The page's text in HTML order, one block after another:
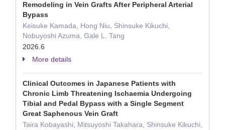
Remodeling in Vein Grafts After Peripheral Arterial
Bypass
Keisuke Kamada, Hong Niu, Shinsuke Kikuchi,
Nobuyoshi Azuma, Gale L. Tang
2026.6
More details
Clinical Outcomes in Japanese Patients with
Chronic Limb Threatening Ischaemia Undergoing
Tibial and Pedal Bypass with a Single Segment
Great Saphenous Vein Graft
Taira Kobayashi, Mitsuyoshi Takahara, Shinsuke Kikuchi,